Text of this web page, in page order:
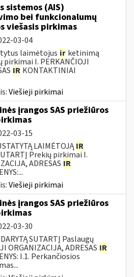
sistemos (AIS)
bei funkcionalumų
viešasis pirkimas
03-04
laimėtojus ir ketinimą
I. PERKANČIOJI
IR KONTAKTINIAI
Viešieji pirkimai
įrangos SAS priežiūros
03-15
LAIMĖTOJĄIR
Prekių pirkimai I.
ADRESAS IR
Viešieji pirkimai
įrangos SAS priežiūros
03-30
SUTARTĮ Paslaugų
ORGANIZACIJA, ADRESAS IR
I.1. Perkančiosios